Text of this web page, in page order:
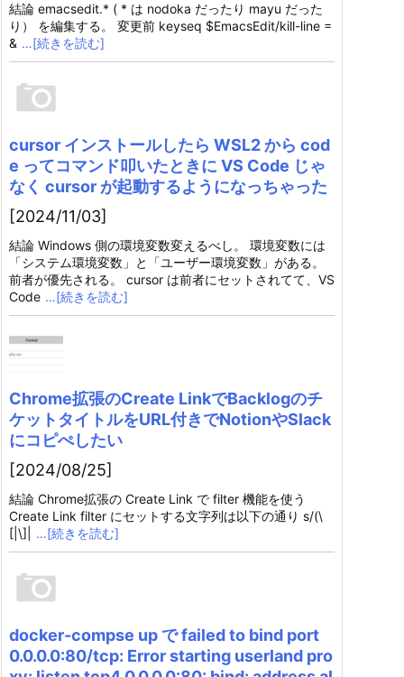
結論 emacsedit.* ( * は nodoka だったり mayu だった
り） を編集する。 変更前 keyseq $EmacsEdit/kill-line =
& …[続きを読む]
cursor インストールしたら WSL2 から cod
e ってコマンド叩いたときに VS Code じゃ
なく cursor が起動するようになっちゃった
[2024/11/03]
結論 Windows 側の環境変数変えるべし。 環境変数には
「システム環境変数」と「ユーザー環境変数」がある。
前者が優先される。 cursor は前者にセットされてて、VS
Code …[続きを読む]
Chrome拡張のCreate LinkでBacklogのチ
ケットタイトルをURL付きでNotionやSlack
にコピぺしたい
[2024/08/25]
結論 Chrome拡張の Create Link で filter 機能を使う
Create Link filter にセットする文字列は以下の通り s/(\
[|\]|
…[続きを読む]
docker-compse up で failed to bind port
0.0.0.0:80/tcp: Error starting userland pro